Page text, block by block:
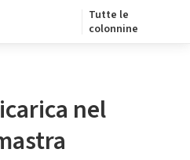
Tutte le
colonnine
nel